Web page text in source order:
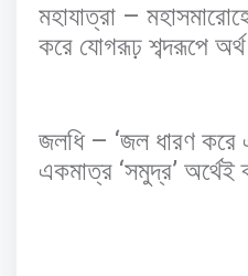
মহাযাত্রা –
করে যোগরূঢ় শব্দরূপে অর্থ
জলধি– ‘জল ধারণ করে
একমাত্র ‘সমুদ্র’ অর্থেই